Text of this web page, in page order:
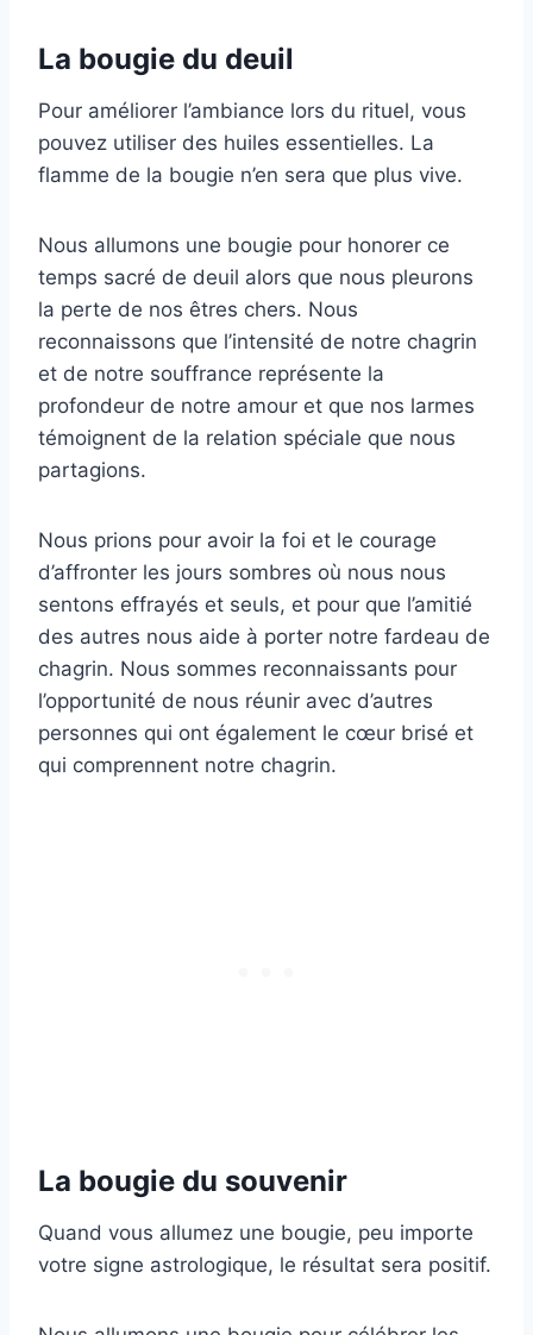
La bougie du deuil
Pour améliorer l’ambiance lors du rituel, vous
pouvez utiliser des huiles essentielles. La
flamme de la bougie n’en sera que plus vive.
Nous allumons une bougie pour honorer ce
temps sacré de deuil alors que nous pleurons
la perte de nos êtres chers. Nous
reconnaissons que l’intensité de notre chagrin
et de notre souffrance représente la
profondeur de notre amour et que nos larmes
témoignent de la relation spéciale que nous
partagions.
Nous prions pour avoir la foi et le courage
d’affronter les jours sombres où nous nous
sentons effrayés et seuls, et pour que l’amitié
des autres nous aide à porter notre fardeau de
chagrin. Nous sommes reconnaissants pour
l’opportunité de nous réunir avec d’autres
personnes qui ont également le cœur brisé et
qui comprennent notre chagrin.
La bougie du souvenir
Quand vous allumez une bougie, peu importe
votre signe astrologique, le résultat sera positif.